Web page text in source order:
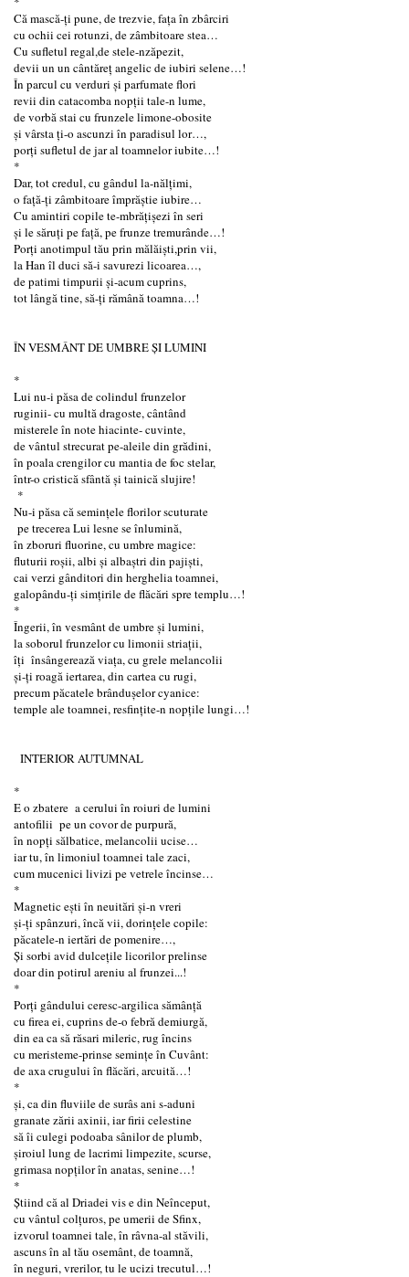
Că mască-ți pune, de trezvie, fața în zbârciri
cu ochii cei rotunzi, de zâmbitoare stea…
Cu sufletul regal,de stele-nzăpezit,
devii un un cântăreț angelic de iubiri selene…!
În parcul cu verduri și parfumate flori
revii din catacomba nopții tale-n lume,
de vorbă stai cu frunzele limone-obosite
și vârsta ți-o ascunzi în paradisul lor…,
porți sufletul de jar al toamnelor iubite…!
*
Dar, tot credul, cu gândul la-nălțimi,
o față-ți zâmbitoare împrăștie iubire…
Cu amintiri copile te-mbrățișezi în seri
și le săruți pe față, pe frunze tremurânde…!
Porți anotimpul tău prin mălăiști,prin vii,
la Han îl duci să-i savurezi licoarea…,
de patimi timpurii și-acum cuprins,
tot lângă tine, să-ți rămână toamna…!
ÎN VESMÂNT DE UMBRE ȘI LUMINI
*
Lui nu-i păsa de colindul frunzelor
ruginii- cu multă dragoste, cântând
misterele în note hiacinte- cuvinte,
de vântul strecurat pe-aleile din grădini,
în poala crengilor cu mantia de foc stelar,
într-o cristică sfântă și tainică slujire!
*
Nu-i păsa că seminţele florilor scuturate
pe trecerea Lui lesne se înlumină,
în zboruri fluorine, cu umbre magice:
fluturii roşii, albi și albaştri din pajiști,
cai verzi gânditori din herghelia toamnei,
galopându-ți simţirile de flăcări spre templu…!
*
Îngerii, în vesmânt de umbre și lumini,
la soborul frunzelor cu limonii striații,
îți însângerează viața, cu grele melancolii
și-ți roagă iertarea, din cartea cu rugi,
precum păcatele brândușelor cyanice:
temple ale toamnei, resfințite-n nopțile lungi…!
INTERIOR AUTUMNAL
*
E o zbatere a cerului în roiuri de lumini
antofilii pe un covor de purpură,
în nopți sălbatice, melancolii ucise…
iar tu, în limoniul toamnei tale zaci,
cum mucenici livizi pe vetrele încinse…
*
Magnetic ești în neuitări și-n vreri
și-ți spânzuri, încă vii, dorințele copile:
păcatele-n iertări de pomenire…,
Și sorbi avid dulcețile licorilor prelinse
doar din potirul areniu al frunzei...!
*
Porți gândului ceresc-argilica sămânţă
cu firea ei, cuprins de-o febră demiurgă,
din ea ca să răsari mileric, rug încins
cu meristeme-prinse semințe în Cuvânt:
de axa crugului în flăcări, arcuită…!
*
și, ca din fluviile de surâs ani s-aduni
granate zării axinii, iar firii celestine
să îi culegi podoaba sânilor de plumb,
șiroiul lung de lacrimi limpezite, scurse,
grimasa nopților în anatas, senine…!
*
Știind că al Driadei vis e din Neînceput,
cu vântul colţuros, pe umerii de Sfinx,
izvorul toamnei tale, în râvna-al stăvili,
ascuns în al tău osemânt, de toamnă,
în neguri, vrerilor, tu le ucizi trecutul…!